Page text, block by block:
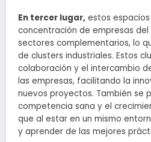
En tercer lugar, estos
concentración de empresas
sectores complementarios, lo
de clusters industriales. Estos
colaboración y el intercambio
las empresas, facilitando la
nuevos proyectos. También se
competencia sana y el
que al estar en un mismo
y aprender de las mejores